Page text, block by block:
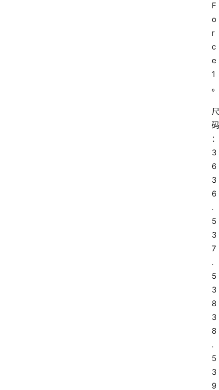
F
o
r
c
e
1
。
尺
码
：
3
6
3
6
.
5
3
7
.
5
3
8
3
8
.
5
3
9